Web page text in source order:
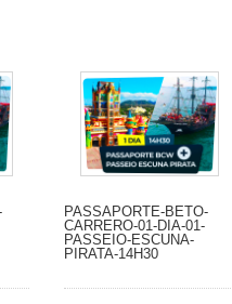
PASSAPORTE-BETO-
CARRERO-01-DIA-01-
PASSEIO-ESCUNA-
PIRATA-14H30